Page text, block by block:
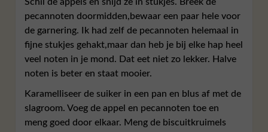
pecannoten doormidden,bewaar een paar hele voor
de garnering. Ik had zelf de pecannoten helemaal in
fijne stukjes gehakt,maar dan heb je bij elke hap heel
veel noten in je mond. Dat eet niet zo lekker. Halve
noten is beter en staat mooier.
Karamelliseer de suiker in een pan en blus af met de
slagroom. Voeg de appel en pecannoten toe en
meng goed door elkaar. Meng de biscuitkruimels